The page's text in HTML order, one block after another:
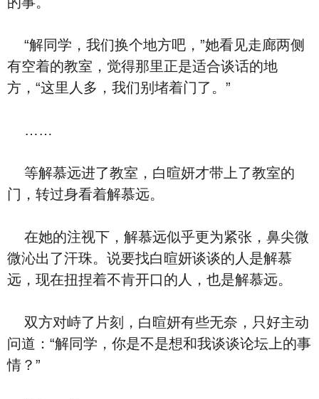
“解同学，我们换个地方吧，”她看见走廊两侧
有空着的教室，觉得那里正是适合谈话的地
方，“这里人多，我们别堵着门了。”
……
等解慕远进了教室，白暄妍才带上了教室的
门，转过身看着解慕远。
在她的注视下，解慕远似乎更为紧张，鼻尖微
微沁出了汗珠。说要找白暄妍谈谈的人是解慕
远，现在扭捏着不肯开口的人，也是解慕远。
双方对峙了片刻，白暄妍有些无奈，只好主动
问道：“解同学，你是不是想和我谈谈论坛上的事
情？”